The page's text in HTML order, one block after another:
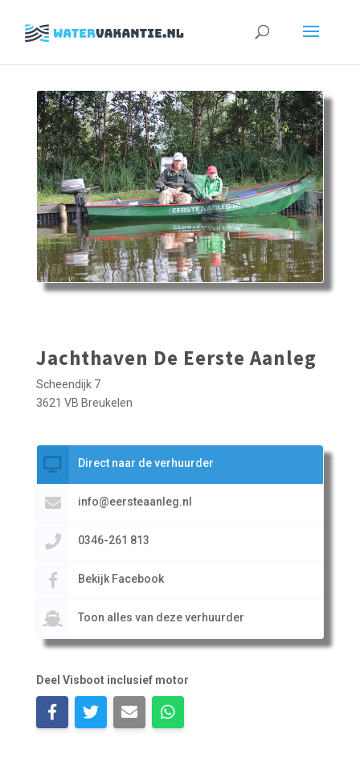
Zoeken
Jachthaven De Eerste Aanleg
Scheendijk 7
3621 VB Breukelen
Direct naar de verhuurder
info@eersteaanleg.nl
0346-261 813
Bekijk Facebook
Toon alles van deze verhuurder
Deel Visboot inclusief motor